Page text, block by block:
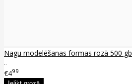
Nagu modelēšanas formas rozā 500 gb
..
€499